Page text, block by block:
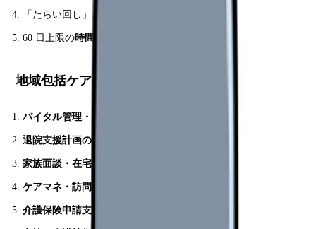
「たらい回し」と感じる時も
60 日上限の時間プレッシャー
地域包括ケア看護師の業務
バイタル管理・病状観察
退院支援計画の立案
家族面談・在宅環境評価
ケアマネ・訪問看護との連携
介護保険申請支援